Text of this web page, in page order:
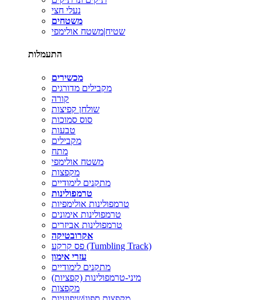
נעלי חצי
משטחים
שטיח|משטח אולימפי
התעמלות
מכשירים
מקבילים מדורגים
קורה
שולחן קפיצות
סוס סמוכות
טבעות
מקבילים
מתח
משטח אולימפי
מקפצות
מתקנים לימודיים
טרמפולינות
טרמפולינות אולימפיות
טרמפולינות אימונים
טרמפולינות אביזרים
אקרובטיקה
פס קרקע (Tumbling Track)
עזרי אימון
מתקנים לימודיים
מיני-טרמפולינות (קפציות)
מקפצות